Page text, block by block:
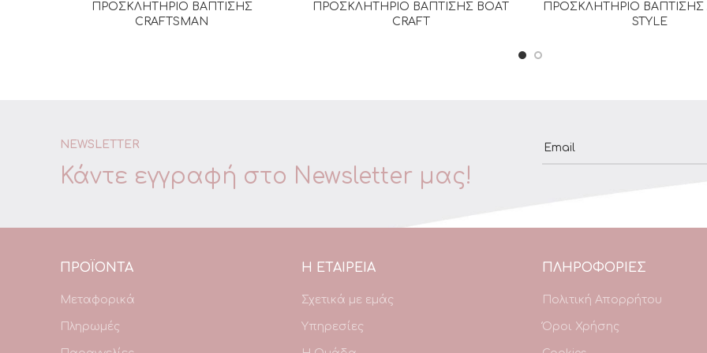
ΔΙΑΒΆΣΤΕ ΠΕΡΙΣΣΌΤΕΡΑ
ΠΡΟΣΚΛΗΤΗΡΙΟ ΒΑΠΤΙΣΗΣ
CRAFTSMAN
ΔΙΑΒΆΣΤΕ ΠΕΡΙΣΣΌΤΕΡΑ
ΠΡΟΣΚΛΗΤΗΡΙΟ ΒΑΠΤΙΣΗΣ BOAT
CRAFT
ΔΙΑΒΆΣΤΕ
ΠΡΟΣΚΛΗΤΗΡΙΟ ΒΑΠΤΙΣΗΣ
STYLE
NEWSLETTER
Κάντε εγγραφή στο Newsletter μας!
ΠΡΟΪΌΝΤΑ
Μεταφορικά
Πληρωμές
Η ΕΤΑΙΡΕΙΑ
Σχετικά με εμάς
Υπηρεσίες
ΠΛΗΡΟΦΟΡΙΕΣ
Πολιτική Απορρήτου
Όροι Χρήσης